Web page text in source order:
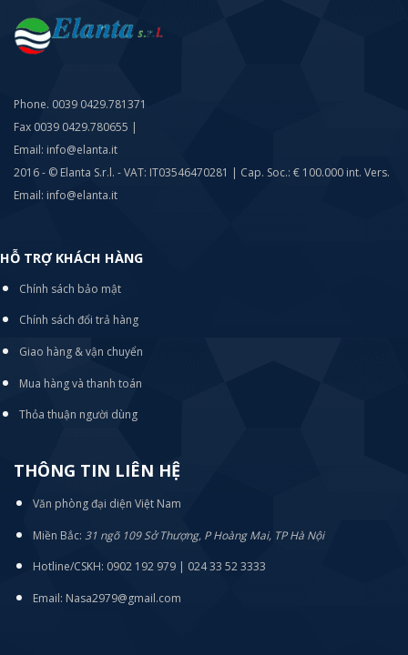
Phone. 0039 0429.781371
Fax 0039 0429.780655 |
Email: info@elanta.it
2016 - © Elanta S.r.l. - VAT: IT03546470281 | Cap. Soc.: € 100.000 int. Vers.
Email: info@elanta.it
HỖ TRỢ KHÁCH HÀNG
Chính sách bảo mật
Chính sách đổi trả hàng
Giao hàng & vận chuyển
Mua hàng và thanh toán
Thỏa thuận người dùng
THÔNG TIN LIÊN HỆ
Văn phòng đại diện Việt Nam
Miền Bắc: 31 ngõ 109 Sở Thượng, P Hoàng Mai, TP Hà Nội
Hotline/CSKH: 0902 192 979 | 024 33 52 3333
Email: Nasa2979@gmail.com